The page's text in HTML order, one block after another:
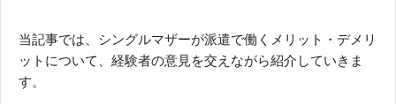
当記事では、シングルマザーが派遣で働くメリット・デメリ
ットについて、経験者の意見を交えながら紹介していきま
す。